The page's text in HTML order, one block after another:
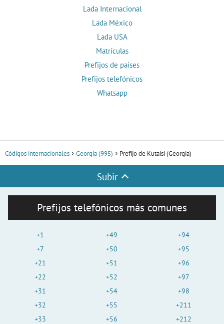
Lada Internacional
Lada México
Lada USA
Matrículas
Prefijos de países
Prefijos telefónicos
Whatsapp
Códigos internacionales Georgia (995) Prefijo de Kutaisi (Georgia)
Subir
Prefijos telefónicos más comunes
+1
+7
+21
+22
+31
+32
+33
+49
+50
+51
+52
+54
+55
+56
+94
+95
+96
+97
+98
+211
+212